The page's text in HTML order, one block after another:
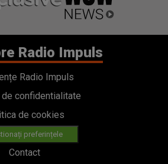
Radio Impuls
Radio Impuls
de confidentialitate
de cookies
preferințele
Contact